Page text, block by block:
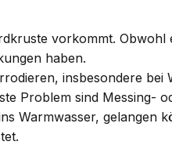
vorkommt.
haben.
insbesondere bei
Problem sind Messing-
Warmwasser, gelangen